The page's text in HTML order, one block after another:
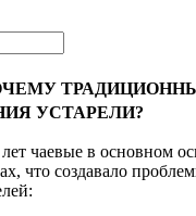
УСТАРЕЛИ?
чаевые в основном
что создавало